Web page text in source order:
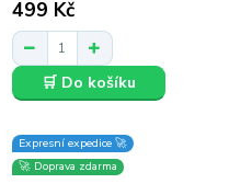
499 Kč
🛒 Do košíku
Expresní expedice 🚀
🚀 Doprava zdarma